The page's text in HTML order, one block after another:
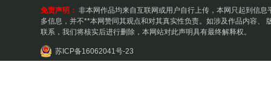
免责声明： 非本网作品均来自互联网或用户自行上传，本网只起到信息
多信息，并不**本网赞同其观点和对其真实性负责。如涉及作品内容、
联系，我们将核实后进行删除，本网站对此声明具有最终解释权。
苏ICP备16062041号-23